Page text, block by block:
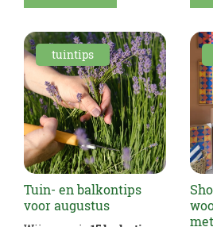
tuintips
Tuin- en balkontips
voor augustus